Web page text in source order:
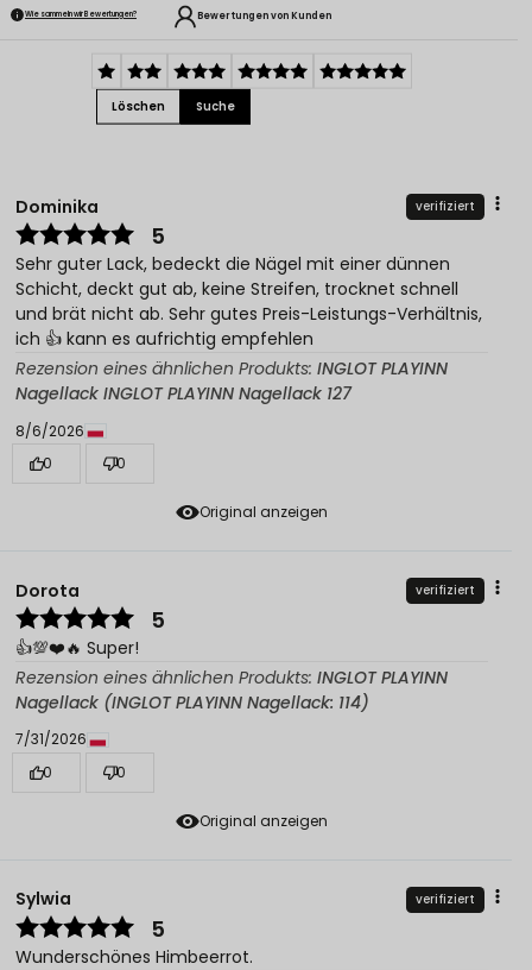
Wie sammeln wir Bewertungen? Bewertungen von Kunden
Löschen Suche
Original anzeigen
Dominika verifiziert
5
Sehr guter Lack, bedeckt die Nägel mit einer dünnen
Schicht, deckt gut ab, keine Streifen, trocknet schnell
und brät nicht ab. Sehr gutes Preis-Leistungs-Verhältnis,
ich 👍️ kann es aufrichtig empfehlen
Rezension eines ähnlichen Produkts: INGLOT PLAYINN
Nagellack INGLOT PLAYINN Nagellack 127
8/6/2026
0
0
Original anzeigen
Dorota verifiziert
5
👍️💯❤️🔥 Super!
Rezension eines ähnlichen Produkts: INGLOT PLAYINN
Nagellack (INGLOT PLAYINN Nagellack: 114)
7/31/2026
0
0
Sylwia verifiziert
5
Wunderschönes Himbeerrot.